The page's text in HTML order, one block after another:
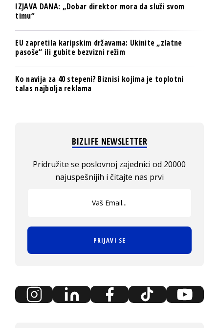
IZJAVA DANA: „Dobar direktor mora da služi svom
timu“
EU zapretila karipskim državama: Ukinite „zlatne
pasoše“ ili gubite bezvizni režim
Ko navija za 40 stepeni? Biznisi kojima je toplotni
talas najbolja reklama
BIZLIFE NEWSLETTER
Pridružite se poslovnoj zajednici od 20000
najuspešnijih i čitajte nas prvi
PRIJAVI SE